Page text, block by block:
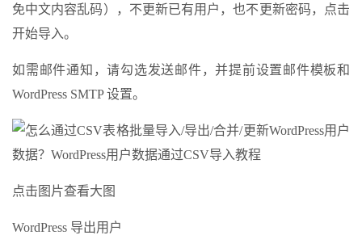
免中文内容乱码），不更新已有用户，也不更新密码，点击
开始导入。
如需邮件通知，请勾选发送邮件，并提前设置邮件模板和
WordPress SMTP 设置。
点击图片查看大图
WordPress 导出用户